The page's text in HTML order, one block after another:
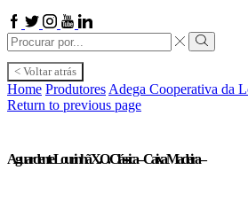
Facebook
TwitterInstagram
Youtube
Linkedin
Search
input
Search
< Voltar atrás
Home Produtores Adega Cooperativa da
Return to previous page
Aguardente Lourinhã X.O. Clássica – Caixa Madeira –